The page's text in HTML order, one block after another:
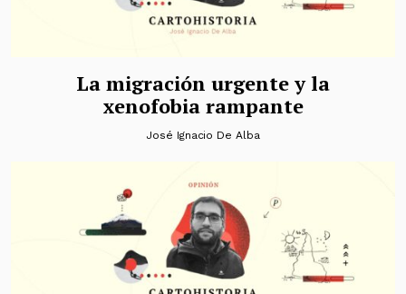
La migración urgente y la
xenofobia rampante
José Ignacio De Alba